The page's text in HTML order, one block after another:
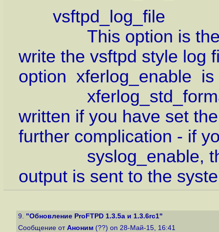
vsftpd_log_file
This option is the
write the vsftpd style log
option xferlog_enable
xferlog_std_format
written if you have set
further complication - if
syslog_enable, then
output is sent to the
9. "Обновление ProFTPD 1.3.5a и 1.3.6rc1"
Сообщение от Аноним (??) on 28-Май-15, 16:41